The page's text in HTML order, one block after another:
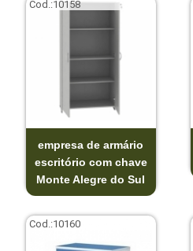
Cod.:10158
empresa de armário
escritório com chave
Monte Alegre do Sul
Cod.:10160